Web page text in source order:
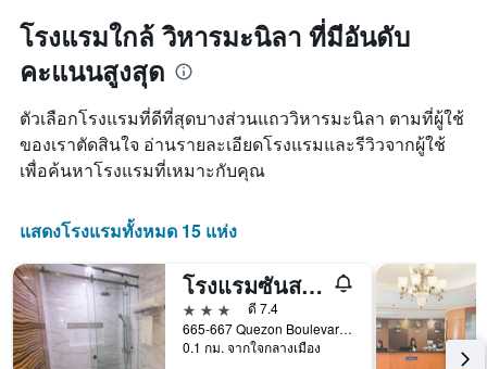
โรงแรมใกล้ วิหารมะนิลา ที่มีอันดับ
คะแนนสูงสุด
ตัวเลือกโรงแรมที่ดีที่สุดบางส่วนแถววิหารมะนิลา ตามที่ผู้ใช้
ของเราตัดสินใจ อ่านรายละเอียดโรงแรมและรีวิวจากผู้ใช้
เพื่อค้นหาโรงแรมที่เหมาะกับคุณ
แสดงโรงแรมทั้งหมด 15 แห่ง
โรงแรมซันสตาร์แกรนด์
3 ดาว
ดี 7.4
665-667 Quezon Boulevard, มะนิลา, ฟิลิปปินส์
0.1 กม. จากใจกลางเมือง